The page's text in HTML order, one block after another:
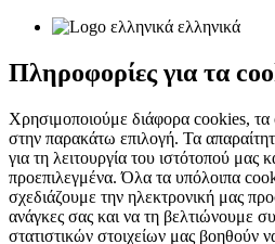
ελληνικά
Πληροφορίες για τα
Χρησιμοποιούμε διάφορα cookies, τα
στην παρακάτω επιλογή. Τα
για τη λειτουργία του ιστότοπού μας
προεπιλεγμένα. Όλα τα υπόλοιπα
σχεδιάζουμε την ηλεκτρονική μας
ανάγκες σας και να τη βελτιώνουμε
στατιστικών στοιχείων μας βοηθούν